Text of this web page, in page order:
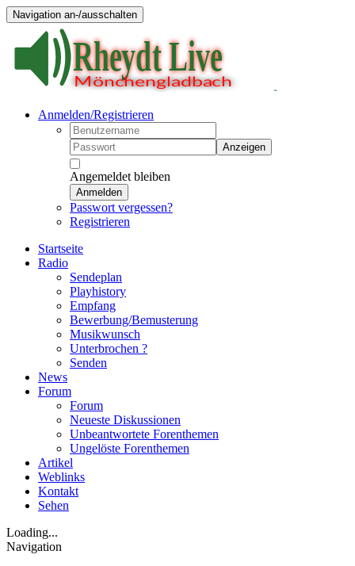
Navigation an-/ausschalten
Anmelden/Registrieren
Anzeigen
Angemeldet bleiben
Anmelden
Passwort vergessen?
Registrieren
Startseite
Radio
Sendeplan
Playhistory
Empfang
Bewerbung/Bemusterung
Musikwunsch
Unterbrochen ?
Senden
News
Forum
Forum
Neueste Diskussionen
Unbeantwortete Forenthemen
Ungelöste Forenthemen
Artikel
Weblinks
Kontakt
Sehen
Loading...
Navigation